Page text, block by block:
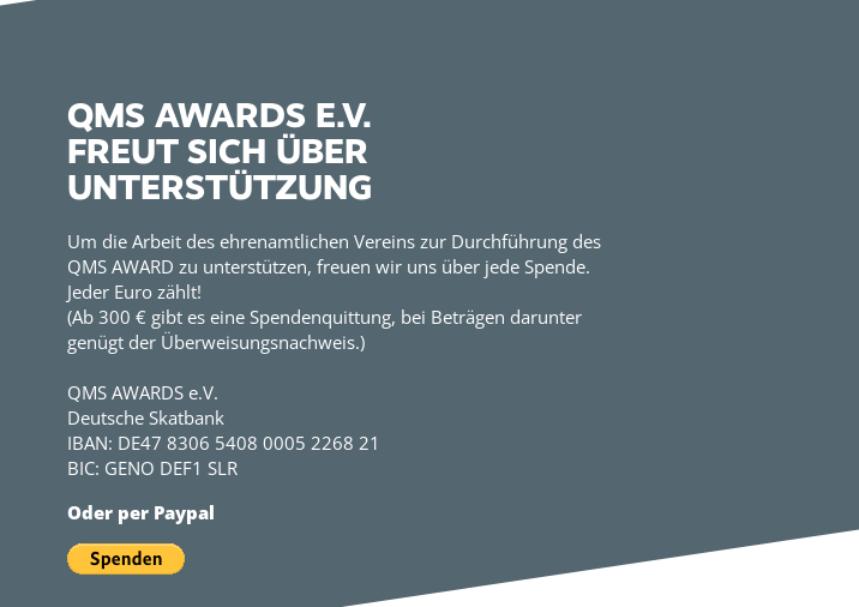
QMS AWARDS E.V.
FREUT SICH ÜBER
UNTERSTÜTZUNG
Um die Arbeit des ehrenamtlichen Vereins zur Durchführung des
QMS AWARD zu unterstützen, freuen wir uns über jede Spende.
Jeder Euro zählt!
(Ab 300 € gibt es eine Spendenquittung, bei Beträgen darunter
genügt der Überweisungsnachweis.)
QMS AWARDS e.V.
Deutsche Skatbank
IBAN: DE47 8306 5408 0005 2268 21
BIC: GENO DEF1 SLR
Oder per Paypal